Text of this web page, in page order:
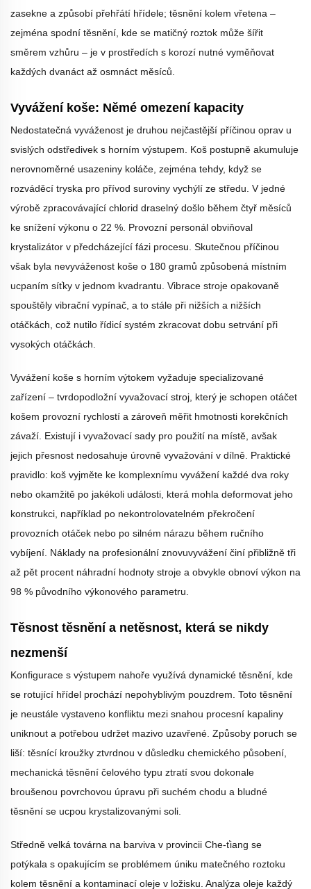
zasekne a způsobí přehřátí hřídele; těsnění kolem vřetena –
zejména spodní těsnění, kde se matičný roztok může šířit
směrem vzhůru – je v prostředích s korozí nutné vyměňovat
každých dvanáct až osmnáct měsíců.
Vyvážení koše: Němé omezení kapacity
Nedostatečná vyváženost je druhou nejčastější příčinou oprav u
svislých odstředivek s horním výstupem. Koš postupně akumuluje
nerovnoměrné usazeniny koláče, zejména tehdy, když se
rozváděcí tryska pro přívod suroviny vychýlí ze středu. V jedné
výrobě zpracovávající chlorid draselný došlo během čtyř měsíců
ke snížení výkonu o 22 %. Provozní personál obviňoval
krystalizátor v předcházející fázi procesu. Skutečnou příčinou
však byla nevyváženost koše o 180 gramů způsobená místním
ucpaním síťky v jednom kvadrantu. Vibrace stroje opakovaně
spouštěly vibrační vypínač, a to stále při nižších a nižších
otáčkách, což nutilo řídicí systém zkracovat dobu setrvání při
vysokých otáčkách.
Vyvážení koše s horním výtokem vyžaduje specializované
zařízení – tvrdopodložní vyvažovací stroj, který je schopen otáčet
košem provozní rychlostí a zároveň měřit hmotnosti korekčních
závaží. Existují i vyvažovací sady pro použití na místě, avšak
jejich přesnost nedosahuje úrovně vyvažování v dílně. Praktické
pravidlo: koš vyjměte ke komplexnímu vyvážení každé dva roky
nebo okamžitě po jakékoli události, která mohla deformovat jeho
konstrukci, například po nekontrolovatelném překročení
provozních otáček nebo po silném nárazu během ručního
vybíjení. Náklady na profesionální znovuvyvážení činí přibližně tři
až pět procent náhradní hodnoty stroje a obvykle obnoví výkon na
98 % původního výkonového parametru.
Těsnost těsnění a netěsnost, která se nikdy
nezmenší
Konfigurace s výstupem nahoře využívá dynamické těsnění, kde
se rotující hřídel prochází nepohyblivým pouzdrem. Toto těsnění
je neustále vystaveno konfliktu mezi snahou procesní kapaliny
uniknout a potřebou udržet mazivo uzavřené. Způsoby poruch se
liší: těsnící kroužky ztvrdnou v důsledku chemického působení,
mechanická těsnění čelového typu ztratí svou dokonale
broušenou povrchovou úpravu při suchém chodu a bludné
těsnění se ucpou krystalizovanými soli.
Středně velká továrna na barviva v provincii Che-ťiang se
potýkala s opakujícím se problémem úniku matečného roztoku
kolem těsnění a kontaminací oleje v ložisku. Analýza oleje každý